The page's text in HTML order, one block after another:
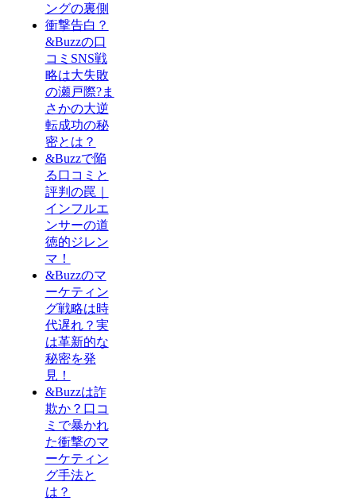
ングの裏側
衝撃告白？
&Buzzの口
コミSNS戦
略は大失敗
の瀬戸際?ま
さかの大逆
転成功の秘
密とは？
&Buzzで陥
る口コミと
評判の罠｜
インフルエ
ンサーの道
徳的ジレン
マ！
&Buzzのマ
ーケティン
グ戦略は時
代遅れ？実
は革新的な
秘密を発
見！
&Buzzは詐
欺か？口コ
ミで暴かれ
た衝撃のマ
ーケティン
グ手法と
は？